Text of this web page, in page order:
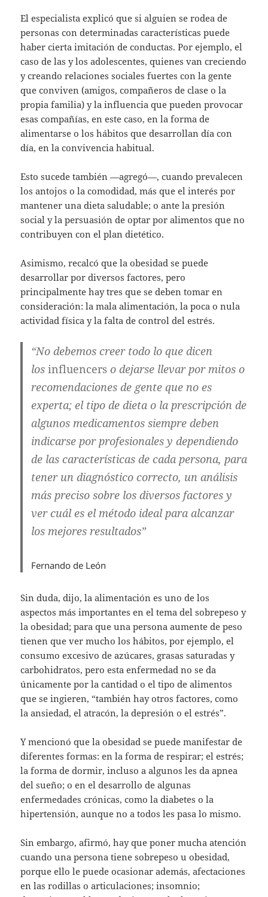
El especialista explicó que si alguien se rodea de
personas con determinadas características puede
haber cierta imitación de conductas. Por ejemplo, el
caso de las y los adolescentes, quienes van creciendo
y creando relaciones sociales fuertes con la gente
que conviven (amigos, compañeros de clase o la
propia familia) y la influencia que pueden provocar
esas compañías, en este caso, en la forma de
alimentarse o los hábitos que desarrollan día con
día, en la convivencia habitual.
Esto sucede también —agregó—, cuando prevalecen
los antojos o la comodidad, más que el interés por
mantener una dieta saludable; o ante la presión
social y la persuasión de optar por alimentos que no
contribuyen con el plan dietético.
Asimismo, recalcó que la obesidad se puede
desarrollar por diversos factores, pero
principalmente hay tres que se deben tomar en
consideración: la mala alimentación, la poca o nula
actividad física y la falta de control del estrés.
“No debemos creer todo lo que dicen
losinfluencers o dejarse llevar por mitos o
recomendaciones de gente que no es
experta; el tipo de dieta o la prescripción de
algunos medicamentos siempre deben
indicarse por profesionales y dependiendo
de las características de cada persona, para
tener un diagnóstico correcto, un análisis
más preciso sobre los diversos factores y
ver cuál es el método ideal para alcanzar
los mejores resultados”
Fernando de León
Sin duda, dijo, la alimentación es uno de los
aspectos más importantes en el tema del sobrepeso y
la obesidad; para que una persona aumente de peso
tienen que ver mucho los hábitos, por ejemplo, el
consumo excesivo de azúcares, grasas saturadas y
carbohidratos, pero esta enfermedad no se da
únicamente por la cantidad o el tipo de alimentos
que se ingieren, “también hay otros factores, como
la ansiedad, el atracón, la depresión o el estrés”.
Y mencionó que la obesidad se puede manifestar de
diferentes formas: en la forma de respirar; el estrés;
la forma de dormir, incluso a algunos les da apnea
del sueño; o en el desarrollo de algunas
enfermedades crónicas, como la diabetes o la
hipertensión, aunque no a todos les pasa lo mismo.
Sin embargo, afirmó, hay que poner mucha atención
cuando una persona tiene sobrepeso u obesidad,
porque ello le puede ocasionar además, afectaciones
en las rodillas o articulaciones; insomnio;